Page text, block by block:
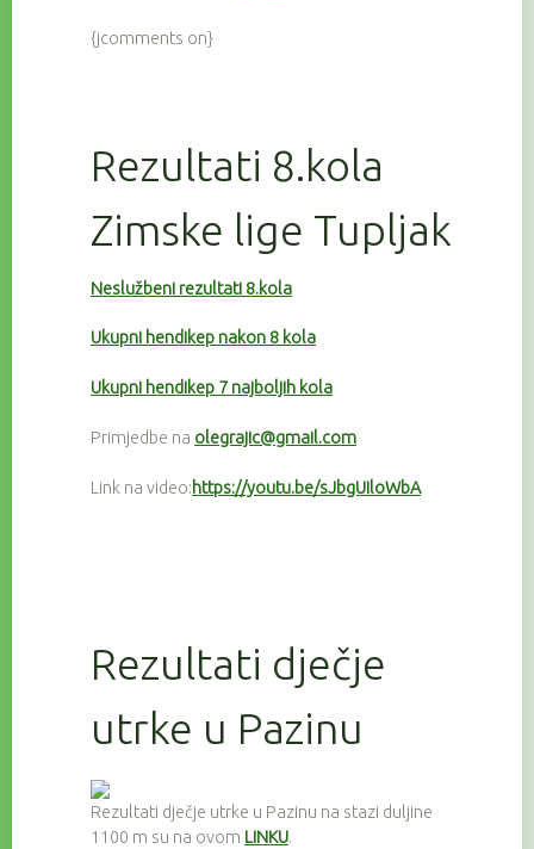
{jcomments on}
Rezultati 8.kola
Zimske lige Tupljak
Neslužbeni rezultati 8.kola
Ukupni hendikep nakon 8 kola
Ukupni hendikep 7 najboljih kola
Primjedbe na olegrajic@gmail.com
Link na video:https://youtu.be/sJbgUIloWbA
Rezultati dječje
utrke u Pazinu
Rezultati dječje utrke u Pazinu na stazi duljine
1100 m su na ovom LINKU.